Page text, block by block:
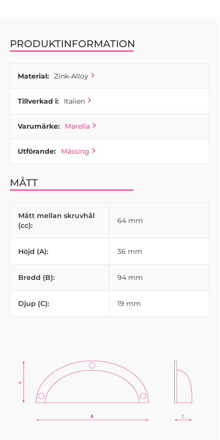
PRODUKTINFORMATION
Material: Zink-Alloy
Tillverkad i: Italien
Varumärke: Marella
Utförande: Mässing
MÅTT
Mått mellan skruvhål
(cc):
64 mm
Höjd (A): 36 mm
Bredd (B): 94 mm
Djup (C): 19 mm